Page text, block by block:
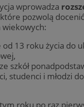
wprowadza
pozwolą
13 roku życia do
szkół
studenci i młodzi
roku po raz